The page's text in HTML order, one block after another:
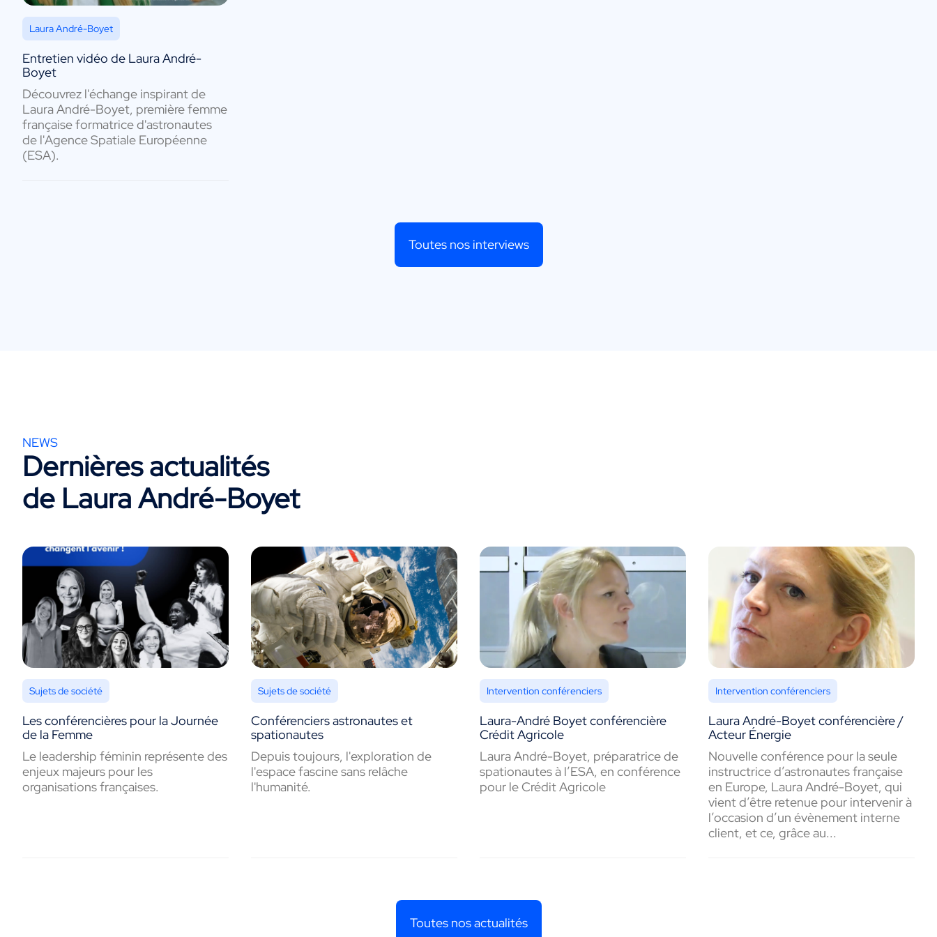
Laura André-Boyet
Entretien vidéo de Laura André-
Boyet
Découvrez l'échange inspirant de
Laura André-Boyet, première femme
française formatrice d'astronautes
de l'Agence Spatiale Européenne
(ESA).
Toutes nos interviews
NEWS
Dernières actualités
de Laura André-Boyet
Sujets de société
Les conférencières pour la Journée
de la Femme
Le leadership féminin représente des
enjeux majeurs pour les
organisations françaises.
Sujets de société
Conférenciers astronautes et
spationautes
Depuis toujours, l'exploration de
l'espace fascine sans relâche
l'humanité.
Intervention conférenciers
Laura-André Boyet conférencière
Crédit Agricole
Laura André-Boyet, préparatrice de
spationautes à l’ESA, en conférence
pour le Crédit Agricole
Intervention conférenciers
Laura André-Boyet conférencière /
Acteur Énergie
Nouvelle conférence pour la seule
instructrice d’astronautes française
en Europe, Laura André-Boyet, qui
vient d’être retenue pour intervenir à
l’occasion d’un évènement interne
client, et ce, grâce au...
Toutes nos actualités